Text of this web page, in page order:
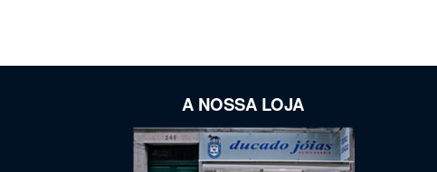
A NOSSA LOJA